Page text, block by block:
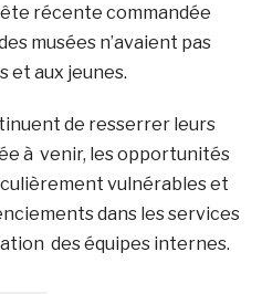
récente commandée
musées n’avaient pas
et aux jeunes.
de resserrer leurs
à venir, les opportunités
vulnérables et
dans les services
des équipes internes.